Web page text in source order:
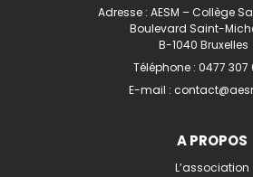
Adresse : AESM – Collège
Boulevard Saint-
B-1040 Bruxelles
Téléphone : 0477 307
E-mail :
A PROPOS
L’association